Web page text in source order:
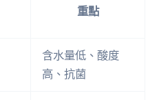
重點
含水量低、酸度
高、抗菌